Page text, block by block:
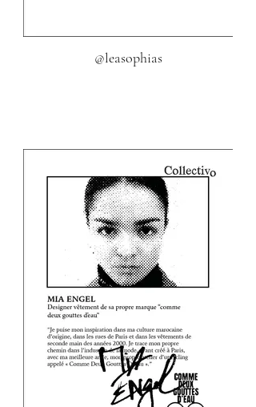
@leasophias